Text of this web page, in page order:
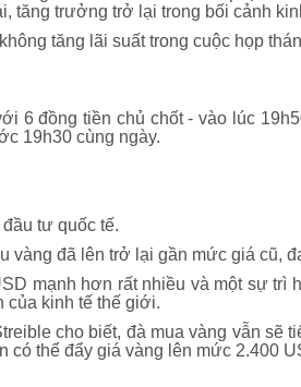
tăng trưởng trở lại trong bối cảnh
tăng lãi suất trong cuộc họp
6 đồng tiền chủ chốt - vào lúc
19h30 cùng ngày.
tư quốc tế.
vàng đã lên trở lại gần mức giá cũ,
mạnh hơn rất nhiều và một sự trì
của kinh tế thế giới.
cho biết, đà mua vàng vẫn sẽ
thể đẩy giá vàng lên mức 2.400